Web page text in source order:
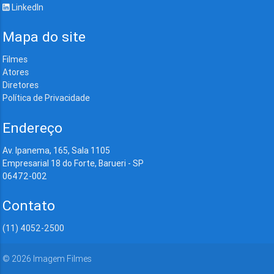
LinkedIn
Mapa do site
Filmes
Atores
Diretores
Política de Privacidade
Endereço
Av. Ipanema, 165, Sala 1105
Empresarial 18 do Forte, Barueri - SP
06472-002
Contato
(11) 4052-2500
© 2026 Imagem Filmes